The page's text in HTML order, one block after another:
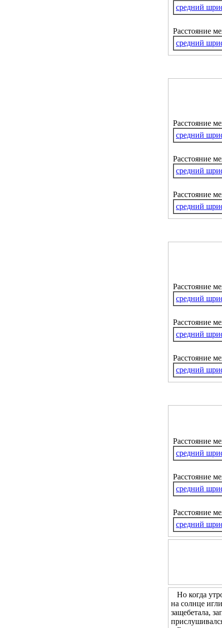
средний
Расстояние
средний
Расстояние
средний
Расстояние
средний
Расстояние
средний
Расстояние
средний
Расстояние
средний
Расстояние
средний
Расстояние
средний
Расстояние
средний
Расстояние
средний
Но когда
на солнце
защебетала,